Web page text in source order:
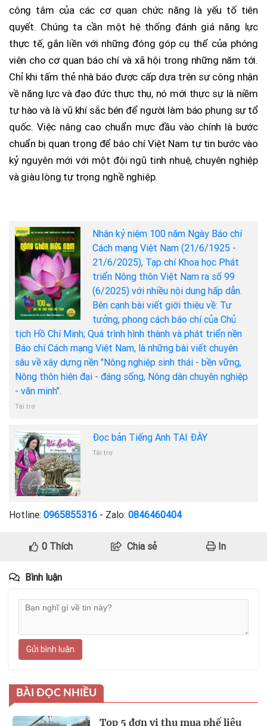
công tâm của các cơ quan chức năng là yếu tố tiên
quyết. Chúng ta cần một hệ thống đánh giá năng lực
thực tế, gắn liền với những đóng góp cụ thể của phóng
viên cho cơ quan báo chí và xã hội trong những năm tới.
Chỉ khi tấm thẻ nhà báo được cấp dựa trên sự công nhận
về năng lực và đạo đức thực thụ, nó mới thực sự là niềm
tự hào và là vũ khí sắc bén để người làm báo phụng sự tổ
quốc. Việc nâng cao chuẩn mực đầu vào chính là bước
chuẩn bị quan trọng để báo chí Việt Nam tự tin bước vào
kỷ nguyên mới với một đội ngũ tinh nhuệ, chuyên nghiệp
và giàu lòng tự trọng nghề nghiệp.
Nhân kỷ niệm 100 năm Ngày Báo chí
Cách mạng Việt Nam (21/6/1925 -
21/6/2025), Tạp chí Khoa học Phát
triển Nông thôn Việt Nam ra số 99
(6/2025) với nhiều nội dung hấp dẫn.
Bên cạnh bài viết giới thiệu về: Tư
tưởng, phong cách báo chí của Chủ
tịch Hồ Chí Minh; Quá trình hình thành và phát triển nền
Báo chí Cách mạng Việt Nam, là những bài viết chuyên
sâu về xây dựng nền "Nông nghiệp sinh thái - bền vững,
Nông thôn hiện đại - đáng sống, Nông dân chuyên nghiệp
- văn minh".
Tài trợ
Đọc bản Tiếng Anh TẠI ĐÂY
Tài trợ
Hotline: 0965855316 - Zalo: 0846460404
0Thích Chia sẻ In
Bình luận
Gửi bình luận
BÀI ĐỌC NHIỀU
Top 5 đơn vị thu mua phế liệu